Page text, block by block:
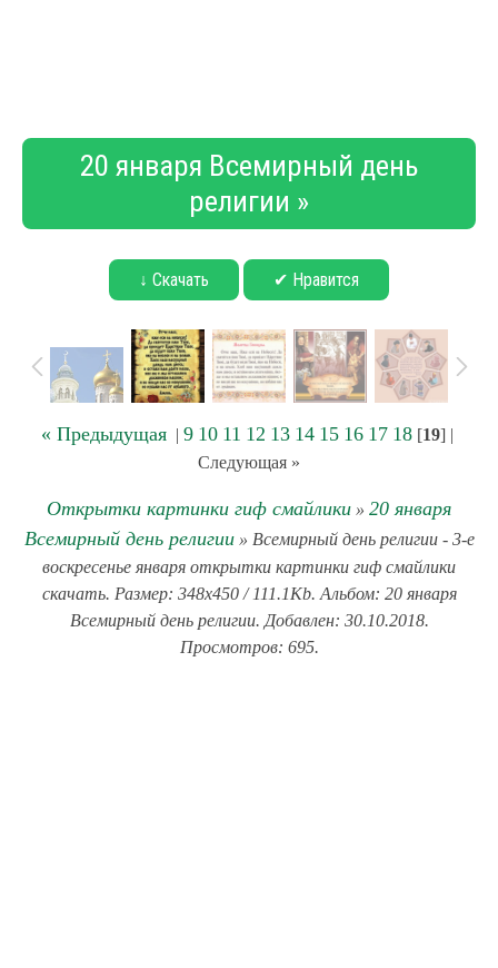
20 января Всемирный день
религии »
↓ Скачать ✔ Нравится
« Предыдущая| 9 10 11 12 13 14 15 16 17 18[19] |
Следующая »
Открытки картинки гиф смайлики » 20 января
Всемирный день религии» Всемирный день религии - 3-е
воскресенье января открытки картинки гиф смайлики
скачать. Размер: 348x450 / 111.1Kb. Альбом: 20 января
Всемирный день религии. Добавлен: 30.10.2018.
Просмотров: 695.